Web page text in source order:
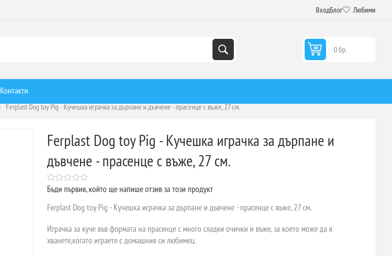
ВходБлог Любими
0 бр.
Контакти
Ferplast Dog toy Pig - Кучешка играчка за дърпане и дъвчене - прасенце с въже, 27 см.
Ferplast Dog toy Pig - Кучешка играчка за дърпане и
дъвчене - прасенце с въже, 27 см.
Бъди първия, който ще напише отзив за този продукт
Ferplast Dog toy Pig - Кучешка играчка за дърпане и дъвчене - прасенце с въже, 27 см.
Играчка за куче във формата на прасенце с много сладки очички и въже, за което може да я
хванете,когато играете с домашния си любимец.